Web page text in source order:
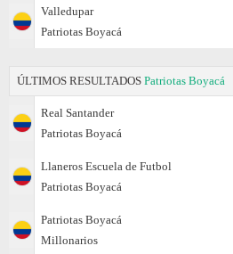
Valledupar
Patriotas Boyacá
ÚLTIMOS RESULTADOS Patriotas Boyacá
Real Santander
Patriotas Boyacá
Llaneros Escuela de Futbol
Patriotas Boyacá
Patriotas Boyacá
Millonarios